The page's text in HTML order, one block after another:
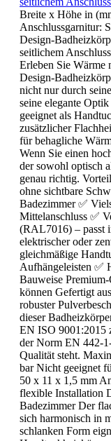
Breite x Höhe in
Anschlussgarnitur:
Design-
seitlichem
Erleben Sie Wärme
Design-
nicht nur durch
seine elegante
geeignet als
zusätzlicher
für behagliche
Wenn Sie einen
der sowohl optisch
genau richtig.
ohne sichtbare
Badezimmer ✅
Mittelanschluss ✅
(RAL7016) – passt
elektrischer oder
gleichmäßige
Aufhängeleisten ✅
Bauweise
können Gefertigt
robuster
dieser
EN ISO 9001:2015
der Norm EN 442-
Qualität steht.
bar Nicht geeignet
50 x 11 x 1,5 mm
flexible Installation
Badezimmer Der
sich harmonisch in
schlanken Form